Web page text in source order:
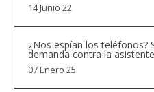
14 Junio 22
¿Nos espían los teléfonos?
demanda contra la
07 Enero 25